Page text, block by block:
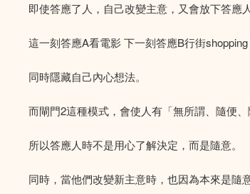
即使答應了人，自己改變主意，又會放下答應
這一刻答應A看電影 下一刻答應B行街
同時隱藏自己內心想法。
而閘門2這種模式，會使人有「無所謂、隨便、
所以答應人時不是用心了解決定，而是隨意。
同時，當他們改變新主意時，也因為本來是隨